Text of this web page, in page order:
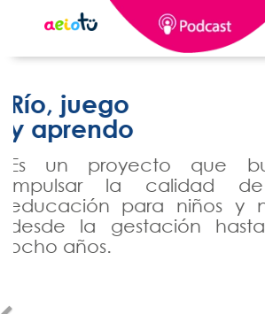
Descubre los
pedagógicos
aprendo
Mira el desafío del
mes aquí
Desafío #5
Previous